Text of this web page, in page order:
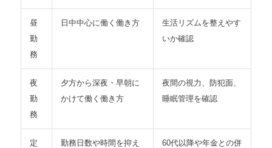
昼
勤
務
日中中心に働く働き方
生活リズムを整えやす
いか確認
夜
勤
務
夕方から深夜・早朝に
かけて働く働き方
夜間の視力、防犯面、
睡眠管理を確認
定
勤務日数や時間を抑え
60代以降や年金との併